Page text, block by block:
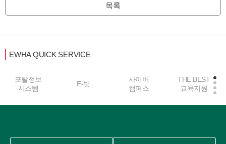
목록
EWHA QUICK SERVICE
포탈정보
시스템
E-벗
사이버
캠퍼스
THE BEST
교육지원